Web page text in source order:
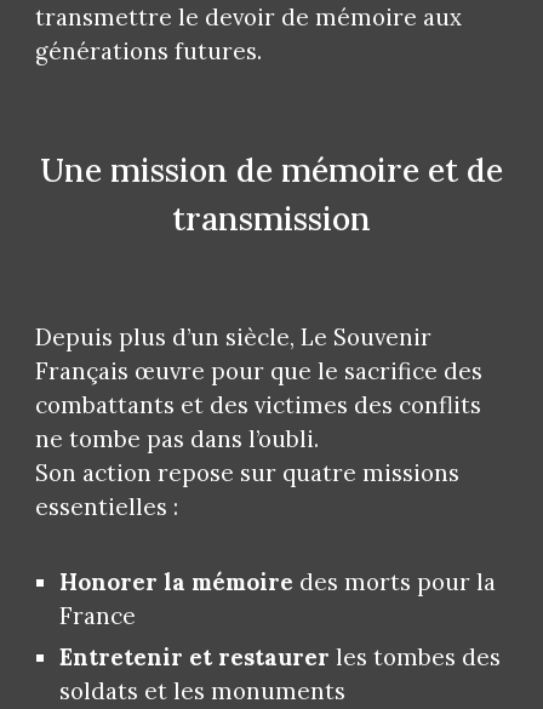
transmettre le devoir de mémoire aux
générations futures.
Une mission de mémoire et de
transmission
Depuis plus d’un siècle, Le Souvenir
Français œuvre pour que le sacrifice des
combattants et des victimes des conflits
ne tombe pas dans l’oubli.
Son action repose sur quatre missions
essentielles :
Honorer la mémoire des morts pour la
France
Entretenir et restaurer les tombes des
soldats et les monuments